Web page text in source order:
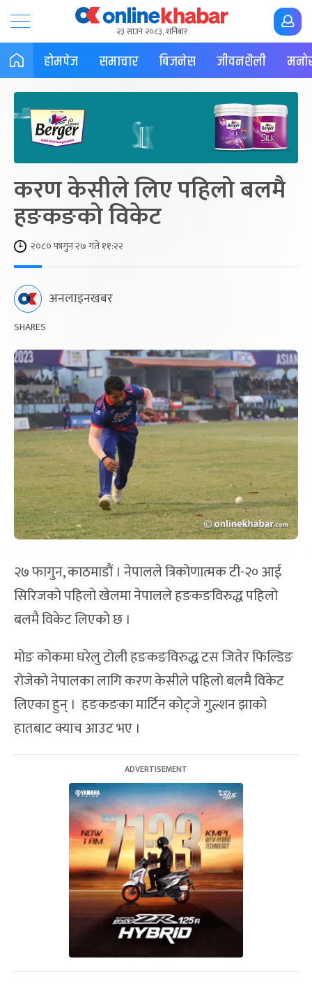
२३ साउन २०८३, शनिबार
होमपेज समाचार बिजनेस जीवनशैली
करण केसीले लिए पहिलो बलमै
हङकङको विकेट
२०८० फागुन २७ गते ११:२२
अनलाइनखबर
SHARES
२७ फागुन, काठमाडौं । नेपालले त्रिकोणात्मक टी-२० आई
सिरिजको पहिलो खेलमा नेपालले हङकङविरुद्ध पहिलो
बलमै विकेट लिएको छ ।
मोङ कोकमा घरेलु टोली हङकङविरुद्ध टस जितेर फिल्डिङ
रोजेको नेपालका लागि करण केसीले पहिलो बलमै विकेट
लिएका हुन् । हङकङका मार्टिन कोट्जे गुल्शन झाको
हातबाट क्याच आउट भए ।